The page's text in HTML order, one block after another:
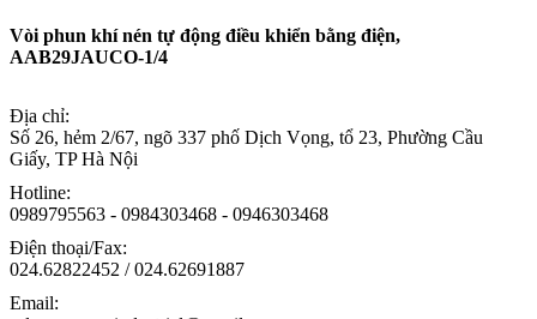
Vòi phun khí nén tự động điều khiển bằng điện,
AAB29JAUCO-1/4
Địa chỉ:
Số 26, hẻm 2/67, ngõ 337 phố Dịch Vọng, tổ 23, Phường Cầu
Giấy, TP Hà Nội
Hotline:
0989795563 - 0984303468 - 0946303468
Điện thoại/Fax:
024.62822452 / 024.62691887
Email: